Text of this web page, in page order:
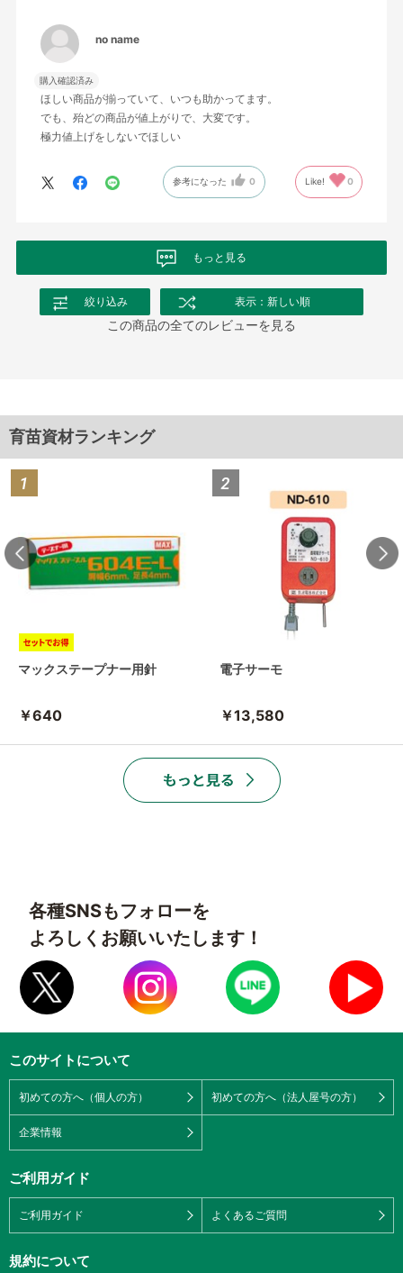
no name
購入確認済み
ほしい商品が揃っていて、いつも助かってます。
でも、殆どの商品が値上がりで、大変です。
極力値上げをしないでほしい
参考になった 0 Like! 0
もっと見る
絞り込み 表示：新しい順
この商品の全てのレビューを見る
育苗資材ランキング
マックステープナー用針
￥640
電子サーモ
￥13,580
各種SNSもフォローを
よろしくお願いいたします！
このサイトについて
初めての方へ（個人の方） 初めての方へ（法人屋号の方）
企業情報
ご利用ガイド
ご利用ガイド よくあるご質問
規約について